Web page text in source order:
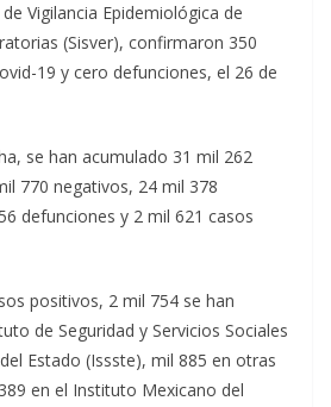
Vigilancia Epidemiológica de
(Sisver), confirmaron 350
19 y cero defunciones, el 26 de
se han acumulado 31 mil 262
770 negativos, 24 mil 378
defunciones y 2 mil 621 casos
positivos, 2 mil 754 se han
de Seguridad y Servicios Sociales
Estado (Issste), mil 885 en otras
en el Instituto Mexicano del